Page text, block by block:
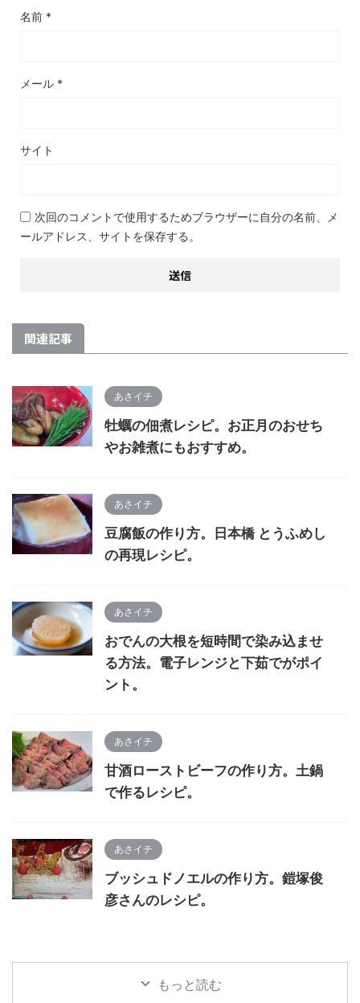
名前 *
メール *
サイト
次回のコメントで使用するためブラウザーに自分の名前、メ
ールアドレス、サイトを保存する。
関連記事
あさイチ
牡蠣の佃煮レシピ。お正月のおせち
やお雑煮にもおすすめ。
あさイチ
豆腐飯の作り方。日本橋 とうふめし
の再現レシピ。
あさイチ
おでんの大根を短時間で染み込ませ
る方法。電子レンジと下茹でがポイ
ント。
あさイチ
甘酒ローストビーフの作り方。土鍋
で作るレシピ。
あさイチ
ブッシュドノエルの作り方。鎧塚俊
彦さんのレシピ。
もっと読む